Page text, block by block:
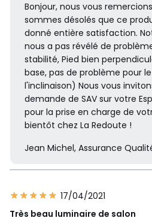
Bonjour, nous vous
sommes désolés que ce
donné entière satisfaction.
nous a pas révélé de
stabilité, Pied bien
base, pas de problème pour
l'inclinaison) Nous vous
demande de SAV sur votre
pour la prise en charge de
bientôt chez La Redoute !
Jean Michel, Assurance
17/04/2021
Très beau luminaire de salon